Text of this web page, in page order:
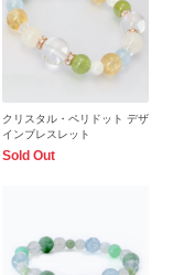
クリスタル・ペリドット デザ
インブレスレット
Sold Out